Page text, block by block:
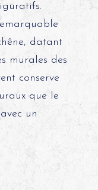
datant
murales des
conserve
que le
un